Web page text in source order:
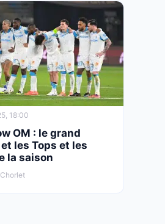
18:00
OM : le grand
les Tops et les
la saison